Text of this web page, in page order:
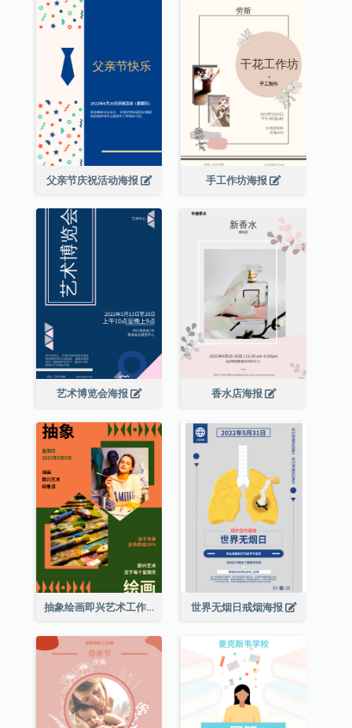
父亲节庆祝活动海报 手工作坊海报
艺术博览会海报 香水店海报
抽象绘画即兴艺术工作坊海报 世界无烟日戒烟海报